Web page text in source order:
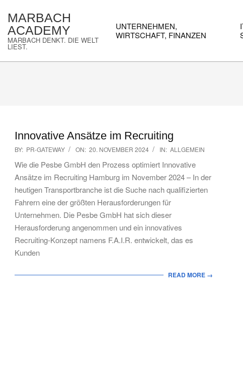
content
MARBACH
ACADEMY
MARBACH DENKT. DIE WELT
LIEST.
Navigation
UNTERNEHMEN,
WIRTSCHAFT, FINANZEN
Innovative Ansätze im Recruiting
2024-
11-
20
BY: PR-GATEWAY ON: 20. NOVEMBER 2024 IN: ALLGEMEIN
Wie die Pesbe GmbH den Prozess optimiert Innovative
Ansätze im Recruiting Hamburg im November 2024 – In der
heutigen Transportbranche ist die Suche nach qualifizierten
Fahrern eine der größten Herausforderungen für
Unternehmen. Die Pesbe GmbH hat sich dieser
Herausforderung angenommen und ein innovatives
Recruiting-Konzept namens F.A.I.R. entwickelt, das es
Kunden
READ MORE →